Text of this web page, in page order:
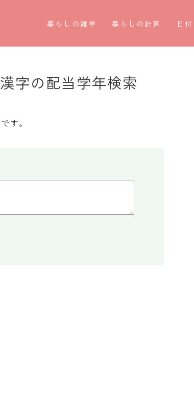
暮らしの雑学
暮らしの豆知識
子育て豆知識
暮らしの計算
割引計算
消費税計算
日
○日
四
字の配当学年検索
す。